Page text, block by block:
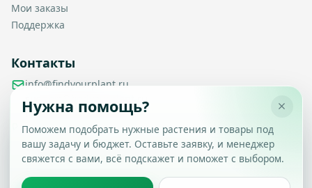
Мои заказы
Поддержка
Контакты
info@findyourplant.ru
findyourplantofficial@gmail.com
+7 929 115-17-50
Санкт-Петербург, Гражданский проспект, д. 104, корп. 1,
литера А, офис 430
Настройка конфиденциальности
Вы можете выбрать, какие типы файлов cookie
разрешить.
Политика обработки данных
Нужна помощь?
Поможем подобрать нужные растения и товары под
вашу задачу и бюджет. Оставьте заявку, и менеджер
свяжется с вами, всё подскажет и поможет с выбором.